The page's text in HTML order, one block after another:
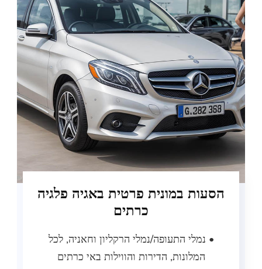
במונית פרטית באגיה פלגיה
נמלי התעופה/נמלי הרקליון וחאניה, לכל
המלונות, הדירות והווילות באי כרתים